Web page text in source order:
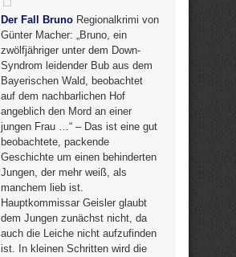
Der Fall Bruno Regionalkrimi von
Günter Macher: „Bruno, ein
zwölfjähriger unter dem Down-
Syndrom leidender Bub aus dem
Bayerischen Wald, beobachtet
auf dem nachbarlichen Hof
angeblich den Mord an einer
jungen Frau …“ – Das ist eine gut
beobachtete, packende
Geschichte um einen behinderten
Jungen, der mehr weiß, als
manchem lieb ist.
Hauptkommissar Geisler glaubt
dem Jungen zunächst nicht, da
auch die Leiche nicht aufzufinden
ist. In kleinen Schritten wird die